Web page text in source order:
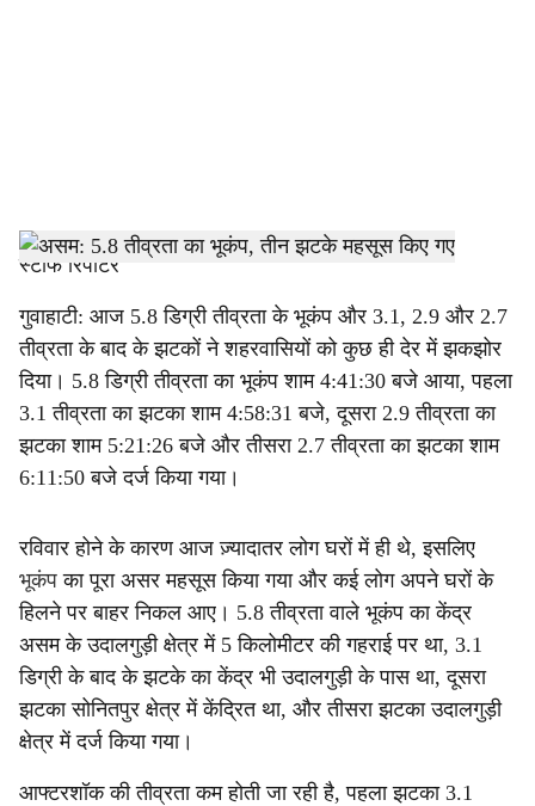
h
a
r
e
स्टाफ रिपोर्टर
गुवाहाटी: आज 5.8 डिग्री तीव्रता के भूकंप और 3.1, 2.9 और 2.7
तीव्रता के बाद के झटकों ने शहरवासियों को कुछ ही देर में झकझोर
दिया। 5.8 डिग्री तीव्रता का भूकंप शाम 4:41:30 बजे आया, पहला
3.1 तीव्रता का झटका शाम 4:58:31 बजे, दूसरा 2.9 तीव्रता का
झटका शाम 5:21:26 बजे और तीसरा 2.7 तीव्रता का झटका शाम
6:11:50 बजे दर्ज किया गया।
रविवार होने के कारण आज ज़्यादातर लोग घरों में ही थे, इसलिए
भूकंप का पूरा असर महसूस किया गया और कई लोग अपने घरों के
हिलने पर बाहर निकल आए। 5.8 तीव्रता वाले भूकंप का केंद्र
असम के उदालगुड़ी क्षेत्र में 5 किलोमीटर की गहराई पर था, 3.1
डिग्री के बाद के झटके का केंद्र भी उदालगुड़ी के पास था, दूसरा
झटका सोनितपुर क्षेत्र में केंद्रित था, और तीसरा झटका उदालगुड़ी
क्षेत्र में दर्ज किया गया।
आफ्टरशॉक की तीव्रता कम होती जा रही है, पहला झटका 3.1